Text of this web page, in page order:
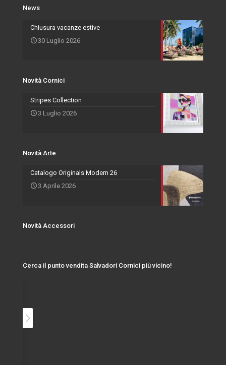
Novità Arte
News
Chiusura vacanze estive
30 Luglio 2026
Novità Cornici
Stripes Collection
3 Luglio 2026
Novità Arte
Catalogo Originals Modern 26
3 Aprile 2026
Novità Accessori
Cerca il punto vendita Salvadori Cornici più vicino!